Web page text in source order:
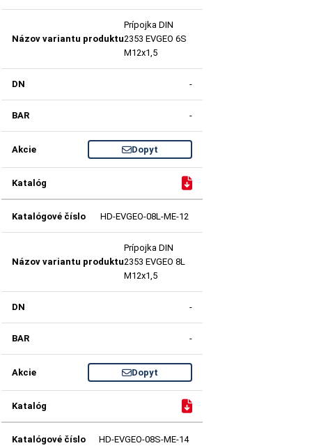
Prípojka DIN
2353 EVGEO 6S
M12x1,5
-
-
Dopyt
HD-EVGEO-08L-ME-12
Prípojka DIN
2353 EVGEO 8L
M12x1,5
-
-
Dopyt
HD-EVGEO-08S-ME-14